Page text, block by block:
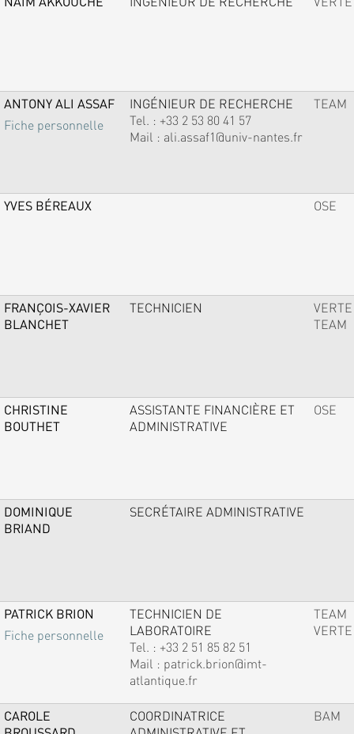
ANTONY ALI ASSAF
Fiche personnelle
INGÉNIEUR DE RECHERCHE
Tel. : +33 2 53 80 41 57
Mail : ali.assaf1@univ-nantes.fr
TEAM
YVES BÉREAUX OSE
FRANÇOIS-XAVIER
BLANCHET
TECHNICIEN
VERTE
TEAM
CHRISTINE
BOUTHET
ASSISTANTE FINANCIÈRE ET
ADMINISTRATIVE
OSE
DOMINIQUE
BRIAND
SECRÉTAIRE ADMINISTRATIVE
PATRICK BRION
Fiche personnelle
TECHNICIEN DE
LABORATOIRE
Tel. : +33 2 51 85 82 51
Mail : patrick.brion@imt-
atlantique.fr
TEAM
VERTE
CAROLE
COORDINATRICE
BAM